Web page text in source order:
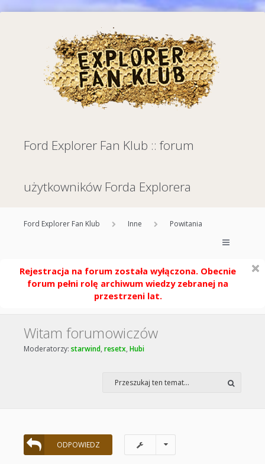
Ford Explorer Fan Klub :: forum
użytkowników Forda Explorera
Ford Explorer Fan Klub Inne Powitania
Rejestracja na forum została wyłączona. Obecnie
forum pełni rolę archiwum wiedzy zebranej na
przestrzeni lat.
Witam forumowiczów
Moderatorzy: starwind, resetx, Hubi
ODPOWIEDZ